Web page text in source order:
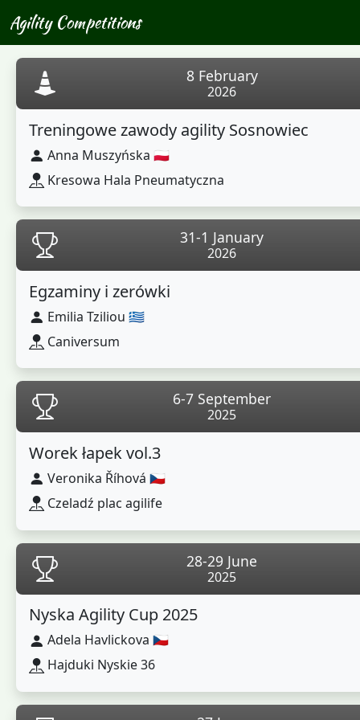
Agility Competitions
8 February
2026
Treningowe zawody agility Sosnowiec
Anna Muszyńska 🇵🇱
Kresowa Hala Pneumatyczna
31-1 January
2026
Egzaminy i zerówki
Emilia Tziliou 🇬🇷
Caniversum
6-7 September
2025
Worek łapek vol.3
Veronika Říhová 🇨🇿
Czeladź plac agilife
28-29 June
2025
Nyska Agility Cup 2025
Adela Havlickova 🇨🇿
Hajduki Nyskie 36